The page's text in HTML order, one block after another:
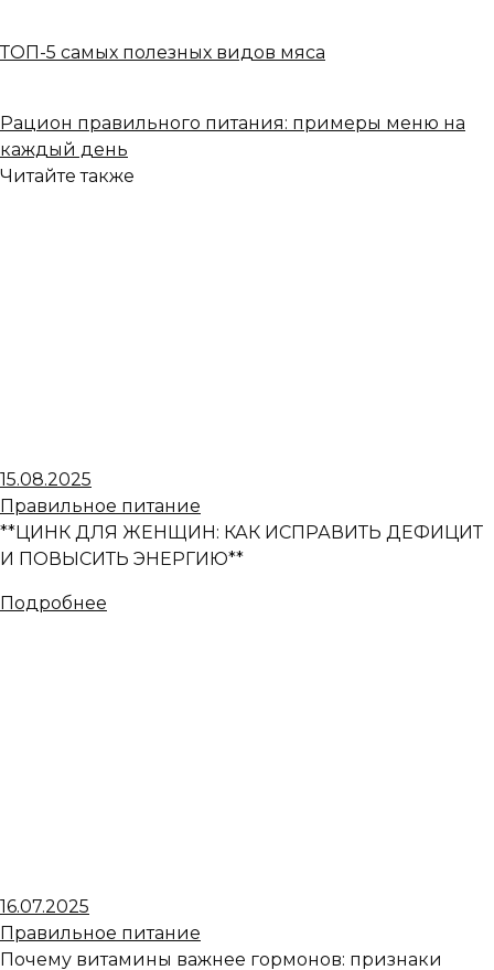
ТОП-5 самых полезных видов мяса
Рацион правильного питания: примеры меню на
каждый день
Читайте также
15.08.2025
Правильное питание
**ЦИНК ДЛЯ ЖЕНЩИН: КАК ИСПРАВИТЬ ДЕФИЦИТ
И ПОВЫСИТЬ ЭНЕРГИЮ**
Подробнее
16.07.2025
Правильное питание
Почему витамины важнее гормонов: признаки